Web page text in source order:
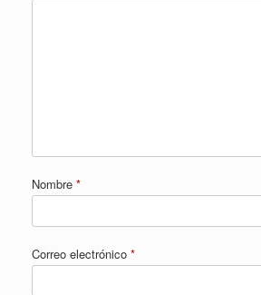
Nombre *
Correo electrónico *